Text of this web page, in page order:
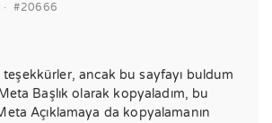
· #20666
teşekkürler, ancak bu sayfayı buldum
Başlık olarak kopyaladım, bu
Açıklamaya da kopyalamanın